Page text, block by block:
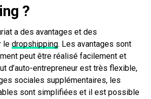
?
a des avantages et des
le dropshipping. Les avantages sont
peut être réalisé facilement et
d’auto-entrepreneur est très flexible,
sociales supplémentaires, les
sont simplifiées et il est possible